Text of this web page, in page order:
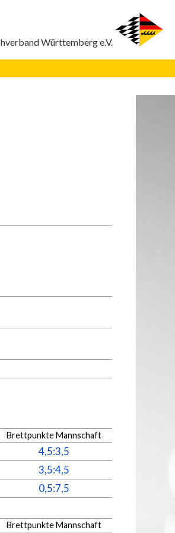
Brettpunkte Mannschaft
4,5:3,5
3,5:4,5
0,5:7,5
Brettpunkte Mannschaft